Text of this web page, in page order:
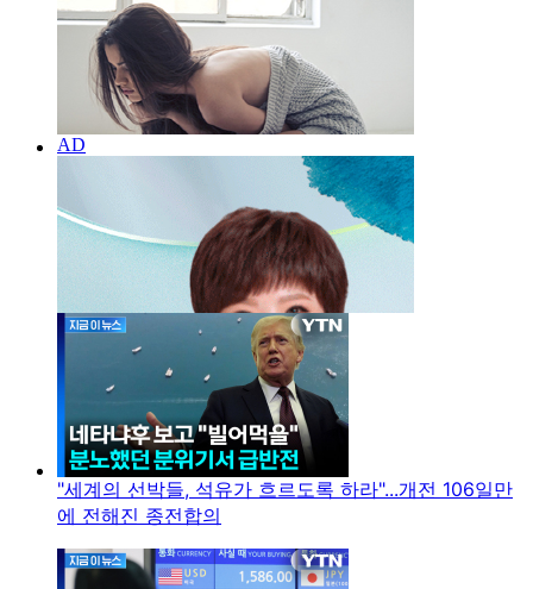
"세계의 선박들, 석유가 흐르도록 하라"...개전 106일만
에 전해진 종전합의